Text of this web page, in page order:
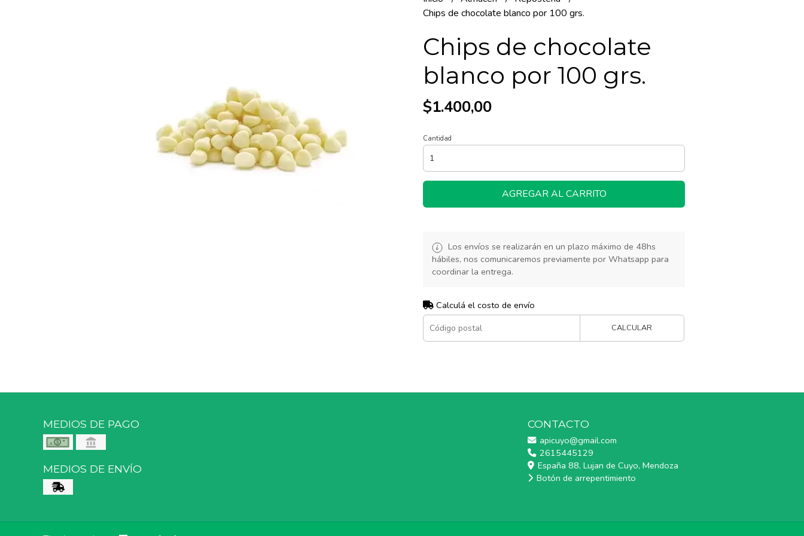
Chips de chocolate blanco por 100 grs.
Chips de chocolate
blanco por 100 grs.
$1.400,00
Cantidad
AGREGAR AL CARRITO
Los envíos se realizarán en un plazo máximo de 48hs
hábiles, nos comunicaremos previamente por Whatsapp para
coordinar la entrega.
Calculá el costo de envío
CALCULAR
MEDIOS DE PAGO
MEDIOS DE ENVÍO
CONTACTO
apicuyo@gmail.com
2615445129
España 88, Lujan de Cuyo, Mendoza
Botón de arrepentimiento